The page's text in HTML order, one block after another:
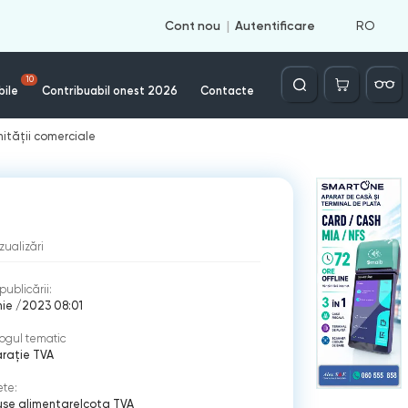
Cont nou Autentificare RO
10
Contribuabil onest 2026 Contacte
Căutare
comerciale
/2023 08:01
tematic
TVA
alimentare cota TVA